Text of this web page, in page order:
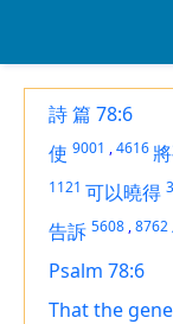
詩 篇 78:6
使 9001 ,4616
1121 可以曉得
告訴 5608 ,8762
Psalm 78:6
That the